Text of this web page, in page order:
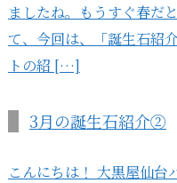
ましたね。もうすぐ春だ
て、今回は、「誕生石紹
トの紹 […]
3月の誕生石紹介②
こんにちは！ 大黒屋仙台